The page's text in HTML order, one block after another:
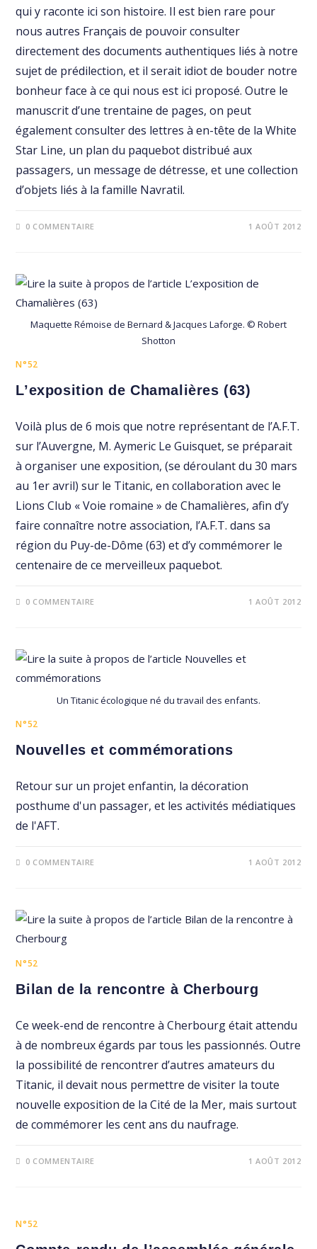
qui y raconte ici son histoire. Il est bien rare pour
nous autres Français de pouvoir consulter
directement des documents authentiques liés à notre
sujet de prédilection, et il serait idiot de bouder notre
bonheur face à ce qui nous est ici proposé. Outre le
manuscrit d’une trentaine de pages, on peut
également consulter des lettres à en-tête de la White
Star Line, un plan du paquebot distribué aux
passagers, un message de détresse, et une collection
d’objets liés à la famille Navratil.
0 COMMENTAIRE 1 AOÛT 2012
Maquette Rémoise de Bernard & Jacques Laforge. © Robert
Shotton
N°52
L’exposition de Chamalières (63)
Voilà plus de 6 mois que notre représentant de l’A.F.T.
sur l’Auvergne, M. Aymeric Le Guisquet, se préparait
à organiser une exposition, (se déroulant du 30 mars
au 1er avril) sur le Titanic, en collaboration avec le
Lions Club « Voie romaine » de Chamalières, afin d’y
faire connaître notre association, l’A.F.T. dans sa
région du Puy-de-Dôme (63) et d’y commémorer le
centenaire de ce merveilleux paquebot.
0 COMMENTAIRE 1 AOÛT 2012
Un Titanic écologique né du travail des enfants.
N°52
Nouvelles et commémorations
Retour sur un projet enfantin, la décoration
posthume d'un passager, et les activités médiatiques
de l'AFT.
0 COMMENTAIRE 1 AOÛT 2012
N°52
Bilan de la rencontre à Cherbourg
Ce week-end de rencontre à Cherbourg était attendu
à de nombreux égards par tous les passionnés. Outre
la possibilité de rencontrer d’autres amateurs du
Titanic, il devait nous permettre de visiter la toute
nouvelle exposition de la Cité de la Mer, mais surtout
de commémorer les cent ans du naufrage.
0 COMMENTAIRE 1 AOÛT 2012
N°52